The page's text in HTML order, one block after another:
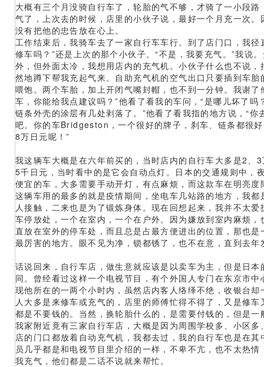
大概有三个月没骑自行车了，轮胎的气不够，才骑了一小段
气了，上次去的时候，店里的小伙子说，最好一个月充一次
没有把他的忠告放在心上。
工作结束后，我骑车去了一家自行车车行。到了店门口，我径
修车吗？”还是上次的那个小伙子。“不是，我要充气。”我说
外，但外面太冷，我想用店内的充气机。小伙子什么也不说
然地蹲下帮我充起气来。自助充气机的空气出口只要插到车
喂饱。两个车胎，加上开闭气嘴封帽，也不到一分钟。我谢了
车，你能给我点建议吗？”他看了看我的车问，“是哪儿坏了吗
链条外壳的涂层有几处剥落了。”他看了看我指的地方说，“你
吧。你的车Bridgeston，一个很好的牌子，刹车、链条都很
8万日元呢！”
我这辆车大概是在六年前买的，当时店内的自行车大多是2、
5千日元，当时看中的是它会自动点灯。日本的交通规则中，
便宜的车，大多需要手动开灯，有点麻烦，而这款车在明亮
这辆车用的最多的就是疫情期间，坐电车几站路的地方，我
人接触，二来也是为了锻炼身体。现在回想起来，我并不太
车停放处，一个在室内，一个在户外。因为嫌放到室内麻烦
直放在室外的停车处，而且总是占最方便进出的位置，那也
最厉害的地方。眼不见为净，锁都锈了，也不在意，直到去
话说回来，自行车店，做生意就应该是以卖车为主，但是日
同。曾经看过这样一个电视节目，有个外国人专门在东京市
现他所在的一两个小时内，虽然店内客人络绎不绝，收银台
人大多是来修车或充气的，店里的师傅忙得不得了，又是修
都是不要钱的。当然，换轮胎什么的，是需要付钱的，但是
我家附近竟有三家自行车店，大概是因为周围学校多、小区
店的门口都放着自动充气机，我都去过，我的自行车也是在
员几乎都是和电视节目里介绍的一样，不卑不亢，也不太热
我充气，他们都是二话不说就来帮忙。